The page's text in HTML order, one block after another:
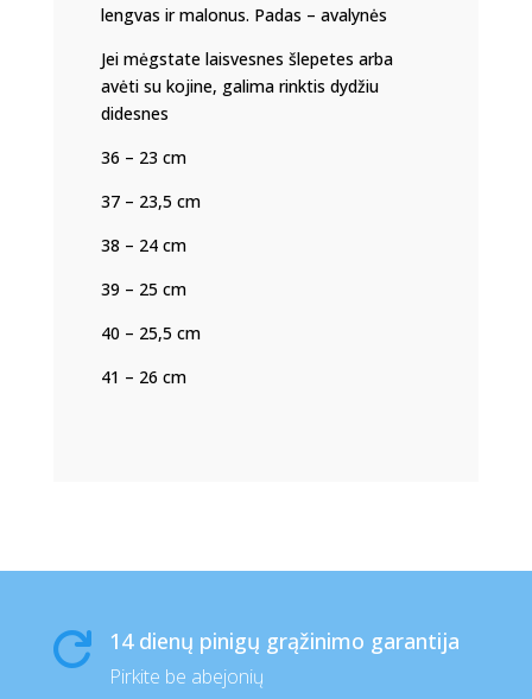
lengvas ir malonus. Padas – avalynės
Jei mėgstate laisvesnes šlepetes arba
avėti su kojine, galima rinktis dydžiu
didesnes
36 – 23 cm
37 – 23,5 cm
38 – 24 cm
39 – 25 cm
40 – 25,5 cm
41 – 26 cm
 14 dienų pinigų grąžinimo garantija
Pirkite be abejonių